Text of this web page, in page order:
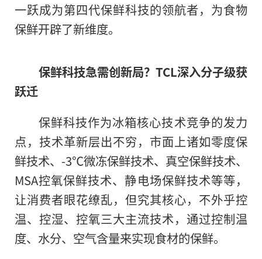
一跃成为第四代保鲜科技的领航者，为食物
保鲜开辟了新维度。
保鲜科技急需创新局？TCL深入分子级获
跃迁
保鲜科技作为冰箱核心技术竞争的发力
点，技术革新层出不穷，市面上诸如零度保
鲜技术、-3℃微冻保鲜技术、真空保鲜技术、
MSA控氧保鲜技术、静电场保鲜技术等等，
让消费者眼花缭乱，但究其核心，不外乎控
温、控湿、控氧三大主流技术，通过控制温
度、水分、空气含量来实现食材的保鲜。